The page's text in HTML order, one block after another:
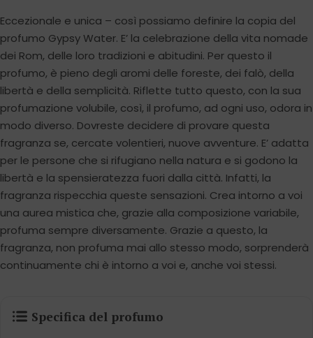
Eccezionale e unica – così possiamo definire la copia del
profumo Gypsy Water. E’ la celebrazione della vita nomade
dei Rom, delle loro tradizioni e abitudini. Per questo il
profumo, è pieno degli aromi delle foreste, dei falò, della
libertà e della semplicità. Riflette tutto questo, con la sua
profumazione volubile, così, il profumo, ad ogni uso, odora in
modo diverso. Dovreste decidere di provare questa
fragranza se, cercate volentieri, nuove avventure. E’ adatta
per le persone che si rifugiano nella natura e si godono la
libertà e la spensieratezza fuori dalla città. Infatti, la
fragranza rispecchia queste sensazioni. Crea intorno a voi
una aurea mistica che, grazie alla composizione variabile,
profuma sempre diversamente. Grazie a questo, la
fragranza, non profuma mai allo stesso modo, sorprenderà
continuamente chi è intorno a voi e, anche voi stessi.
Specifica del profumo